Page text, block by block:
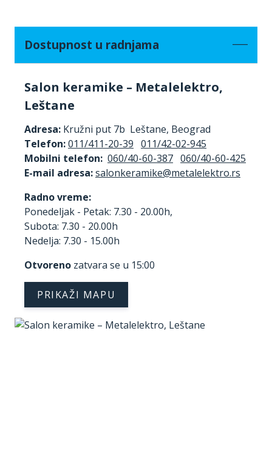
Dostupnost u radnjama
Salon keramike – Metalelektro,
Leštane
Adresa: Kružni put 7b Leštane, Beograd
Telefon:011/411-20-39 011/42-02-945
Mobilni telefon: 060/40-60-387 060/40-60-425
E-mail adresa:
Radno vreme:
Ponedeljak - Petak: 7.30 - 20.00h,
Subota: 7.30 - 20.00h
Nedelja: 7.30 - 15.00h
Otvoreno zatvara se u 15:00
PRIKAŽI MAPU